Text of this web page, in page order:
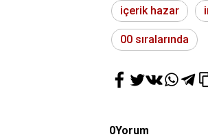
içerik hazar
00 sıralarında
0Yorum